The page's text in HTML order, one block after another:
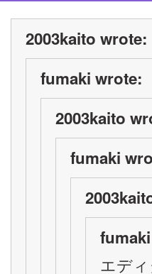
2003kaito wrote:
fumaki wrote:
2003kaito
fumaki
エデ